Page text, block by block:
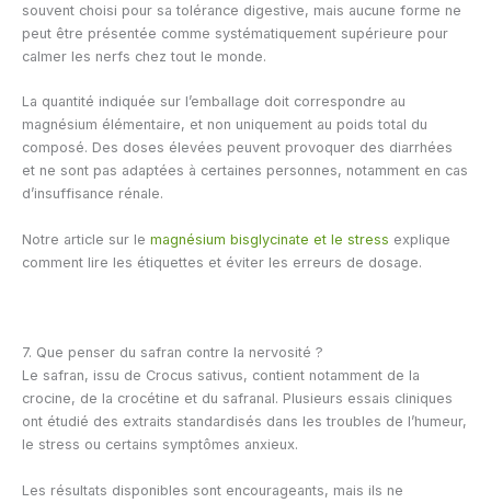
souvent choisi pour sa tolérance digestive, mais aucune forme ne
peut être présentée comme systématiquement supérieure pour
calmer les nerfs chez tout le monde.
La quantité indiquée sur l’emballage doit correspondre au
magnésium élémentaire, et non uniquement au poids total du
composé. Des doses élevées peuvent provoquer des diarrhées
et ne sont pas adaptées à certaines personnes, notamment en cas
d’insuffisance rénale.
Notre article sur le magnésium bisglycinate et le stress explique
comment lire les étiquettes et éviter les erreurs de dosage.
7. Que penser du safran contre la nervosité ?
Le safran, issu de Crocus sativus, contient notamment de la
crocine, de la crocétine et du safranal. Plusieurs essais cliniques
ont étudié des extraits standardisés dans les troubles de l’humeur,
le stress ou certains symptômes anxieux.
Les résultats disponibles sont encourageants, mais ils ne